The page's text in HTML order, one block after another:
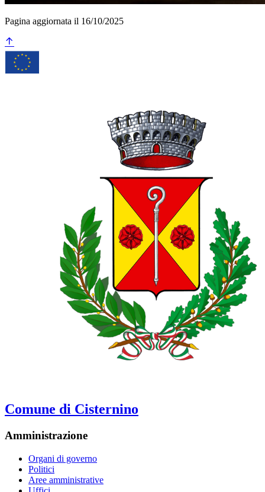
Pagina aggiornata il 16/10/2025
Comune di Cisternino
Amministrazione
Organi di governo
Politici
Aree amministrative